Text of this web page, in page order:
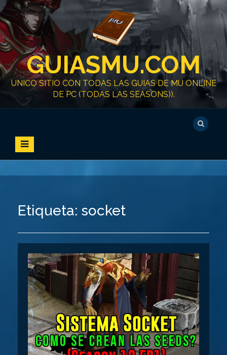
k
i
p
t
c
o
GUIASMU.COM
UNICO SITIO CON TODAS LAS GUIAS DE MU ONLINE
DE PC (TODAS LAS SEASONS)).
Etiqueta: socket